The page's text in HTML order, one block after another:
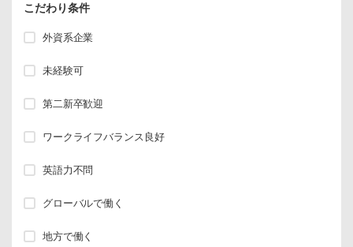
こだわり条件
外資系企業
未経験可
第二新卒歓迎
ワークライフバランス良好
英語力不問
グローバルで働く
地方で働く